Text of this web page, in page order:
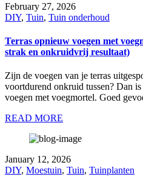
February 27, 2026
DIY, Tuin, Tuin onderhoud
Terras opnieuw voegen met
strak en onkruidvrij resultaat)
Zijn de voegen van je terras
voortdurend onkruid tussen? Dan
voegen met voegmortel. Goed
READ MORE
January 12, 2026
DIY, Moestuin, Tuin, Tuinplanten